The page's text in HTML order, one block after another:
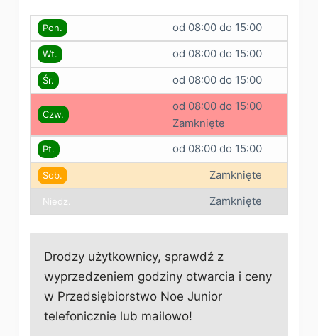
Pon. od 08:00 do 15:00
Wt. od 08:00 do 15:00
Śr. od 08:00 do 15:00
Czw.
od 08:00 do 15:00
Zamknięte
Pt. od 08:00 do 15:00
Sob. Zamknięte
Niedz. Zamknięte
Drodzy użytkownicy, sprawdź z
wyprzedzeniem godziny otwarcia i ceny
w Przedsiębiorstwo Noe Junior
telefonicznie lub mailowo!